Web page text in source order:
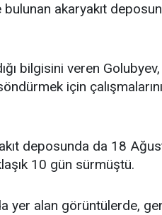
akaryakıt
bilgisini veren
için
deposunda da 18
10 gün sürmüştü.
yer alan görüntülerde,